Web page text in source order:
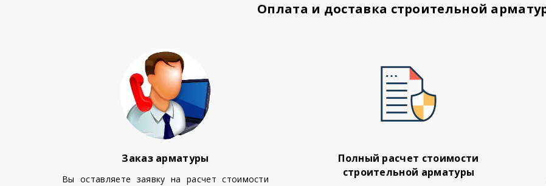
Оплата и доставка строительной
Заказ арматуры
Вы оставляете заявку на расчет стоимости
Полный расчет стоимости
строительной арматуры